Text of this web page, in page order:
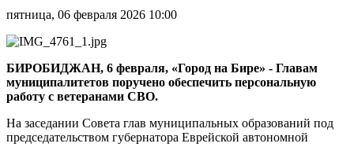
поддержку
ветеранов
СВО
пятница, 06 февраля 2026 10:00
БИРОБИДЖАН, 6 февраля, «Город на Бире» - Главам
муниципалитетов поручено обеспечить персональную
работу с ветеранами СВО.
На заседании Совета глав муниципальных образований под
председательством губернатора Еврейской автономной